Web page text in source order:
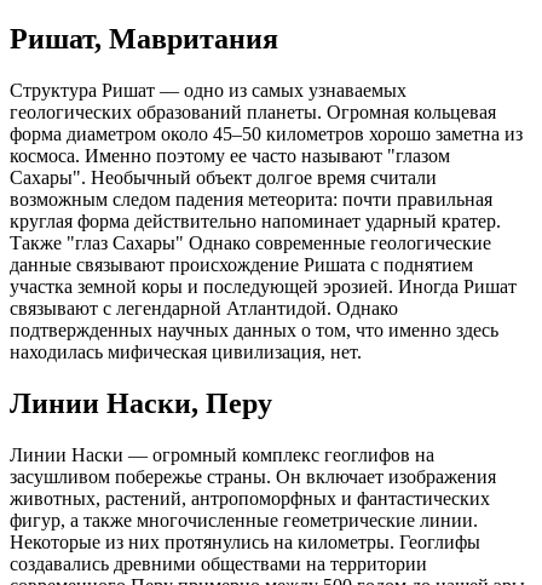
Ришат, Мавритания
Структура Ришат — одно из самых узнаваемых
геологических образований планеты. Огромная кольцевая
форма диаметром около 45–50 километров хорошо заметна из
космоса. Именно поэтому ее часто называют "глазом
Сахары". Необычный объект долгое время считали
возможным следом падения метеорита: почти правильная
круглая форма действительно напоминает ударный кратер.
Также "глаз Сахары" Однако современные геологические
данные связывают происхождение Ришата с поднятием
участка земной коры и последующей эрозией. Иногда Ришат
связывают с легендарной Атлантидой. Однако
подтвержденных научных данных о том, что именно здесь
находилась мифическая цивилизация, нет.
Линии Наски, Перу
Линии Наски — огромный комплекс геоглифов на
засушливом побережье страны. Он включает изображения
животных, растений, антропоморфных и фантастических
фигур, а также многочисленные геометрические линии.
Некоторые из них протянулись на километры. Геоглифы
создавались древними обществами на территории